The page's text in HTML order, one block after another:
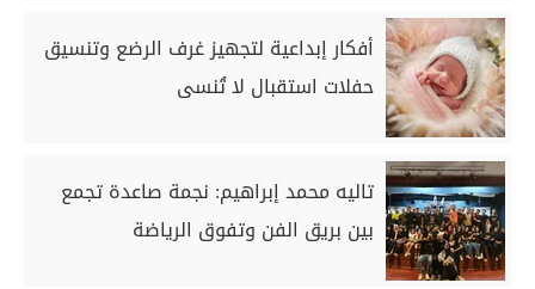
أفكار إبداعية لتجهيز غرف الرضع وتنسيق
حفلات استقبال لا تُنسى
تاليه محمد إبراهيم: نجمة صاعدة تجمع
بين بريق الفن وتفوق الرياضة